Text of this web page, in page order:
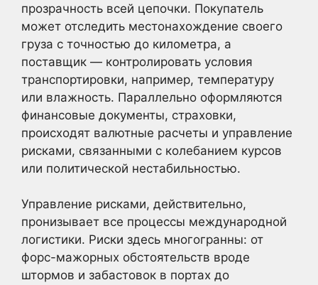
прозрачность всей цепочки. Покупатель
может отследить местонахождение своего
груза с точностью до километра, а
поставщик — контролировать условия
транспортировки, например, температуру
или влажность. Параллельно оформляются
финансовые документы, страховки,
происходят валютные расчеты и управление
рисками, связанными с колебанием курсов
или политической нестабильностью.
Управление рисками, действительно,
пронизывает все процессы международной
логистики. Риски здесь многогранны: от
форс-мажорных обстоятельств вроде
штормов и забастовок в портах до